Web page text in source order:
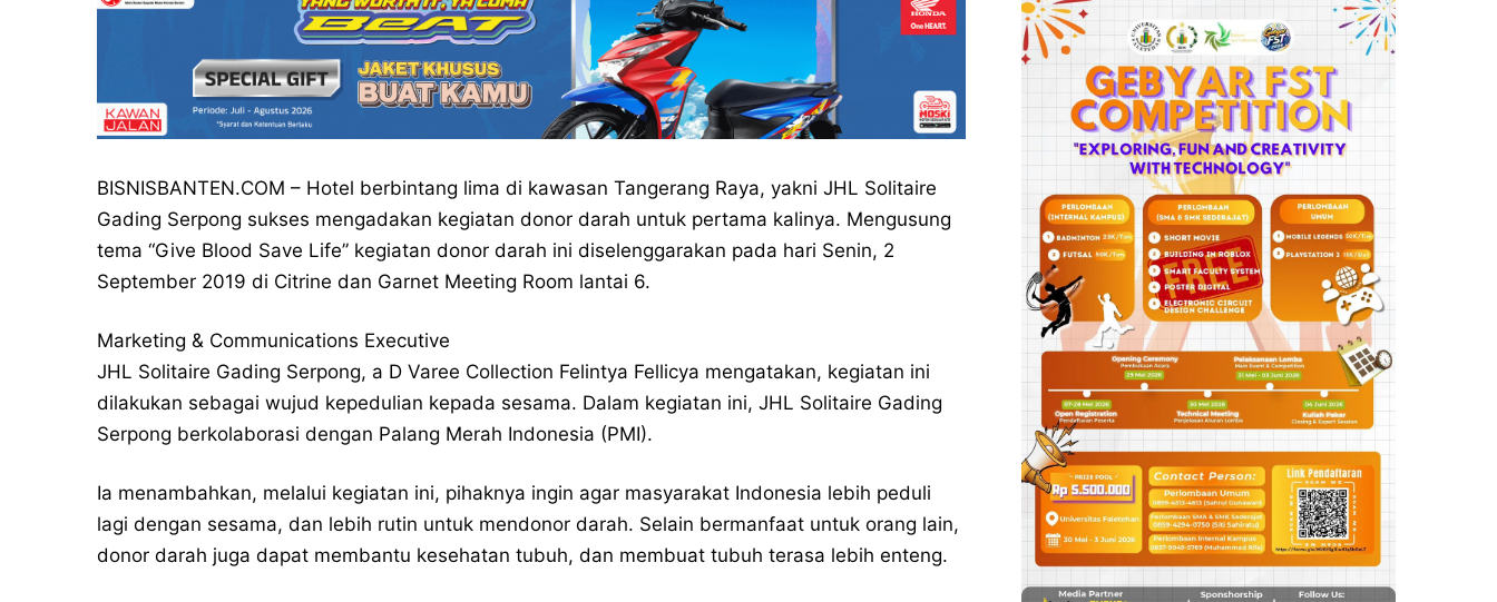
BISNISBANTEN.COM – Hotel berbintang lima di kawasan Tangerang Raya, yakni JHL Solitaire
Gading Serpong sukses mengadakan kegiatan donor darah untuk pertama kalinya. Mengusung
tema “Give Blood Save Life” kegiatan donor darah ini diselenggarakan pada hari Senin, 2
September 2019 di Citrine dan Garnet Meeting Room lantai 6.
Marketing & Communications Executive
JHL Solitaire Gading Serpong, a D Varee Collection Felintya Fellicya mengatakan, kegiatan ini
dilakukan sebagai wujud kepedulian kepada sesama. Dalam kegiatan ini, JHL Solitaire Gading
Serpong berkolaborasi dengan Palang Merah Indonesia (PMI).
Ia menambahkan, melalui kegiatan ini, pihaknya ingin agar masyarakat Indonesia lebih peduli
lagi dengan sesama, dan lebih rutin untuk mendonor darah. Selain bermanfaat untuk orang lain,
donor darah juga dapat membantu kesehatan tubuh, dan membuat tubuh terasa lebih enteng.